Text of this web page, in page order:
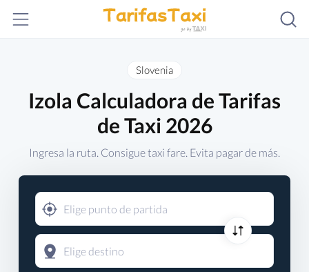
Slovenia
Izola Calculadora de Tarifas
de Taxi 2026
Ingresa la ruta. Consigue taxi fare. Evita pagar de más.